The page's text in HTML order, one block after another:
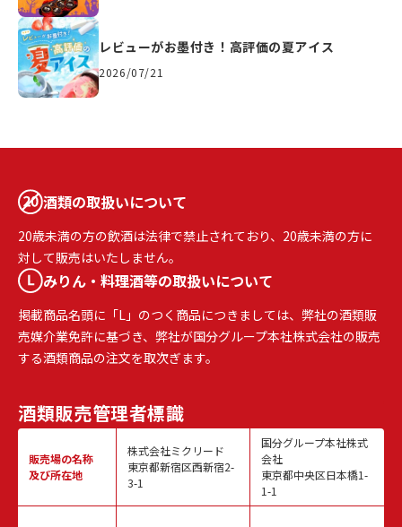
レビューがお墨付き！高評価の夏アイス
2026/07/21
酒類の取扱いについて
20歳未満の方の飲酒は法律で禁止されており、20歳未満の方に
対して販売はいたしません。
みりん・料理酒等の取扱いについて
掲載商品名頭に「L」のつく商品につきましては、弊社の酒類販
売媒介業免許に基づき、弊社が国分グループ本社株式会社の販売
する酒類商品の注文を取次ぎます。
酒類販売管理者標識
販売場の名称
及び所在地
株式会社ミクリード
東京都新宿区西新宿2-
3-1
国分グループ本社株式
会社
東京都中央区日本橋1-
1-1